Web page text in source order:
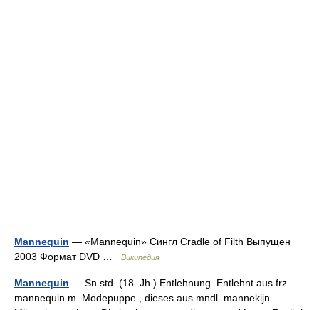
Mannequin — «Mannequin» Сингл Cradle of Filth Выпущен
2003 Формат DVD …
Википедия
Mannequin — Sn std. (18. Jh.) Entlehnung. Entlehnt aus frz.
mannequin m. Modepuppe , dieses aus mndl. mannekijn